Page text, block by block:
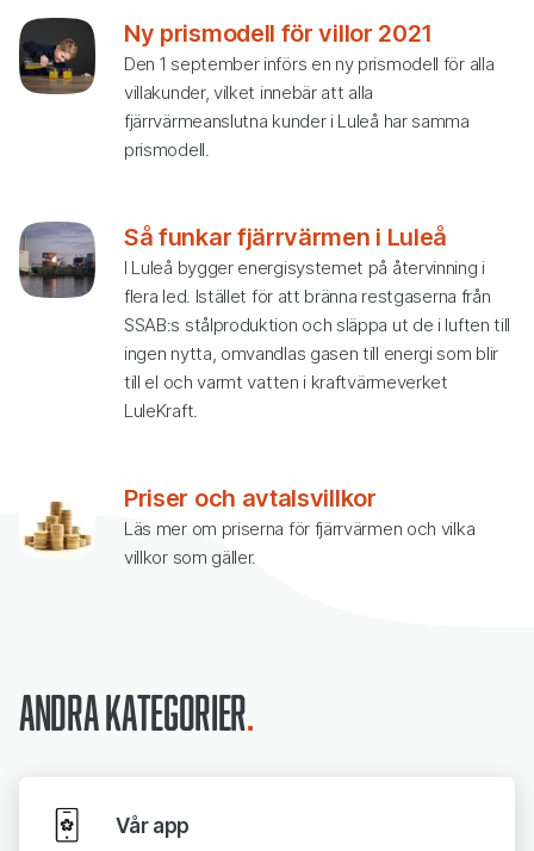
Ny prismodell för villor 2021
Den 1 september införs en ny prismodell för alla
villakunder, vilket innebär att alla
fjärrvärmeanslutna kunder i Luleå har samma
prismodell.
Så funkar fjärrvärmen i Luleå
I Luleå bygger energisystemet på återvinning i
flera led. Istället för att bränna restgaserna från
SSAB:s stålproduktion och släppa ut de i luften till
ingen nytta, omvandlas gasen till energi som blir
till el och varmt vatten i kraftvärmeverket
LuleKraft.
Priser och avtalsvillkor
Läs mer om priserna för fjärrvärmen och vilka
villkor som gäller.
Andra kategorier
Vår app